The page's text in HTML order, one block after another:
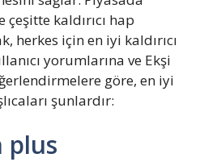
kaldırıcı hap
herkes için en iyi kaldırıcı
yorumlarına ve Ekşi
göre, en iyi
şunlardır:
plus